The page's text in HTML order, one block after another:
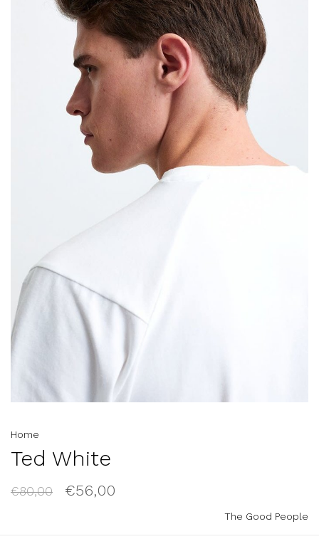
Home
Ted White
€80,00 €56,00
The Good People